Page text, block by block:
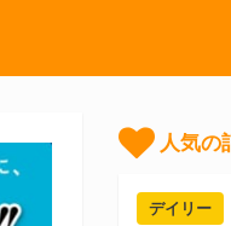
人気の
デイリー